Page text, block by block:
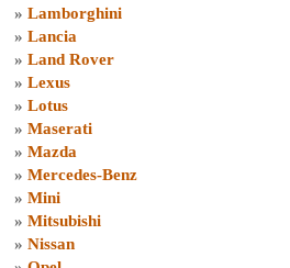
» Lamborghini
» Lancia
» Land Rover
» Lexus
» Lotus
» Maserati
» Mazda
» Mercedes-Benz
» Mini
» Mitsubishi
» Nissan